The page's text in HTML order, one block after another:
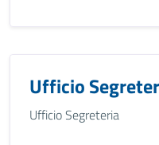
Ufficio
Ufficio Segreteria